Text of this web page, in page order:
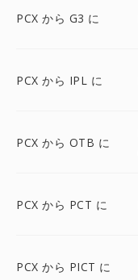
PCX から G3 に
PCX から IPL に
PCX から OTB に
PCX から PCT に
PCX から PICT に